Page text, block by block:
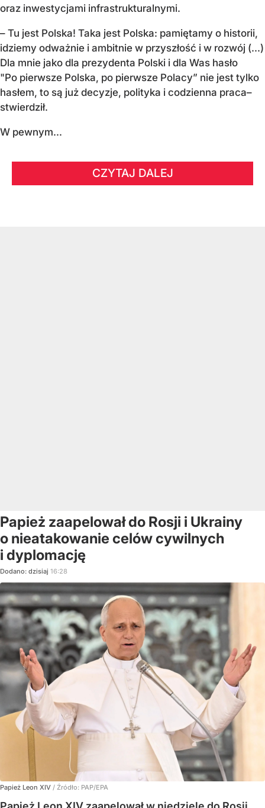
oraz inwestycjami infrastrukturalnymi.
– Tu jest Polska! Taka jest Polska: pamiętamy o historii,
idziemy odważnie i ambitnie w przyszłość i w rozwój (...)
Dla mnie jako dla prezydenta Polski i dla Was hasło
"Po pierwsze Polska, po pierwsze Polacy” nie jest tylko
hasłem, to są już decyzje, polityka i codzienna praca–
stwierdził.
W pewnym...
CZYTAJ DALEJ
Papież zaapelował do Rosji i Ukrainy
o nieatakowanie celów cywilnych
i dyplomację
Dodano: dzisiaj 16:28
Papież Leon XIV / Źródło: PAP/EPA